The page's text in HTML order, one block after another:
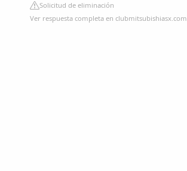
Solicitud de eliminación
Ver respuesta completa en clubmitsubishiasx.com